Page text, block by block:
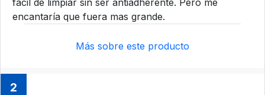
encantaría que fuera mas grande.
Más sobre este producto
2